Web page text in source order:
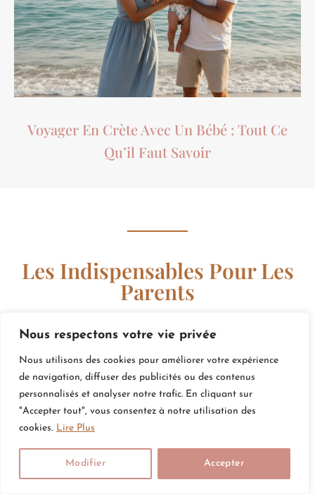
Nous respectons votre vie privée
Nous utilisons des cookies pour améliorer votre expérience
de navigation, diffuser des publicités ou des contenus
personnalisés et analyser notre trafic. En cliquant sur
"Accepter tout", vous consentez à notre utilisation des
cookies. Lire Plus
Modifier Accepter
Voyager En Crète Avec Un Bébé : Tout Ce
Qu’il Faut Savoir
Les Indispensables Pour Les
Parents